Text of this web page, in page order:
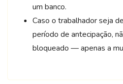
um banco.
Caso o trabalhador seja
período de antecipação,
bloqueado — apenas a